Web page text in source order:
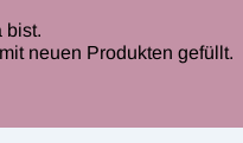
bist.
neuen Produkten gefüllt.